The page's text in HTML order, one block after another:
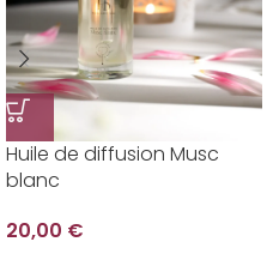
Huile de diffusion Musc
blanc
20,00 €